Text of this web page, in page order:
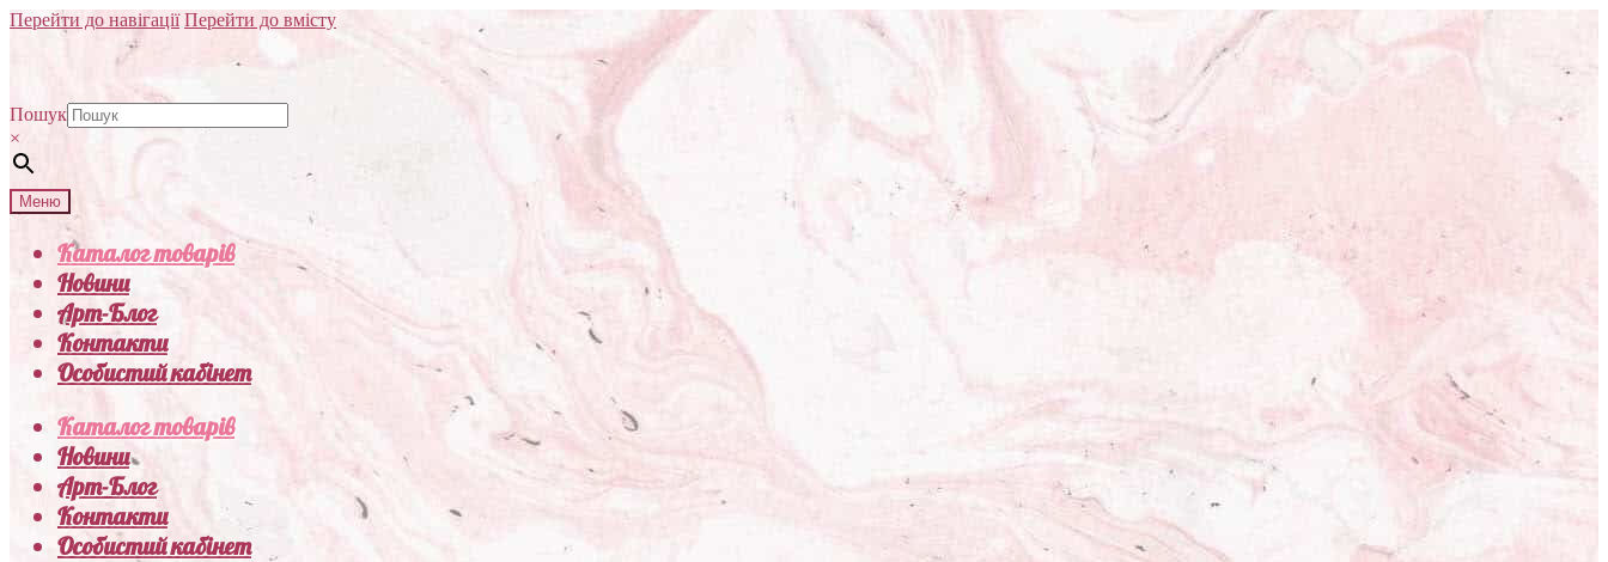
Перейти до навігації Перейти до вмісту
Пошук
×
Меню
Каталог товарів
Новини
Арт-Блог
Контакти
Особистий кабінет
Каталог товарів
Новини
Арт-Блог
Контакти
Особистий кабінет